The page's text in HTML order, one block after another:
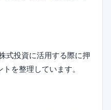
式投資に活用する際に押
を整理しています。